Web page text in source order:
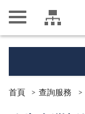
首頁 查詢服務